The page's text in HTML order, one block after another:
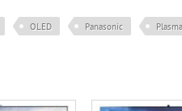
OLED Panasonic Plasma